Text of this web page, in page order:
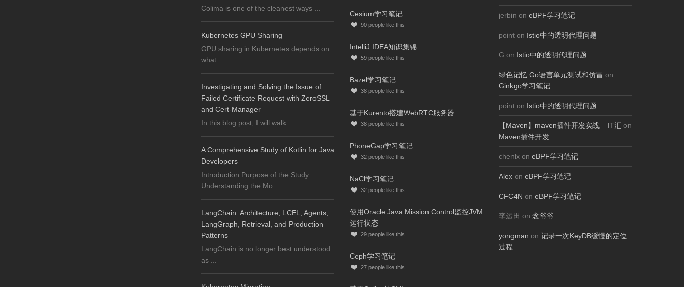
Colima is one of the cleanest ways ...
Kubernetes GPU Sharing
GPU sharing in Kubernetes depends on
what ...
Investigating and Solving the Issue of
Failed Certificate Request with ZeroSSL
and Cert-Manager
In this blog post, I will walk ...
A Comprehensive Study of Kotlin for Java
Developers
Introduction Purpose of the Study
Understanding the Mo ...
LangChain: Architecture, LCEL, Agents,
LangGraph, Retrieval, and Production
Patterns
LangChain is no longer best understood
as ...
Cesium学习笔记
90 people like this
IntelliJ IDEA知识集锦
59 people like this
Bazel学习笔记
38 people like this
基于Kurento搭建WebRTC服务器
38 people like this
PhoneGap学习笔记
32 people like this
NaCl学习笔记
32 people like this
使用Oracle Java Mission Control监控JVM
运行状态
29 people like this
Ceph学习笔记
27 people like this
jerbin on eBPF学习笔记
point on Istio中的透明代理问题
G on Istio中的透明代理问题
绿色记忆:Go语言单元测试和仿冒 on
Ginkgo学习笔记
point on Istio中的透明代理问题
【Maven】maven插件开发实战 – IT汇 on
Maven插件开发
chenlx on eBPF学习笔记
Alexon eBPF学习笔记
CFC4N on eBPF学习笔记
李运田 on 念爷爷
yongman on 记录一次KeyDB缓慢的定位
过程